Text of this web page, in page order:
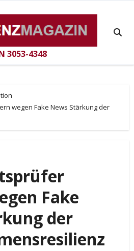
3053-4348
wegen Fake News Stärkung der
Fake
der